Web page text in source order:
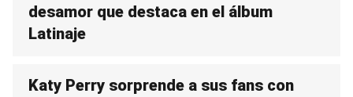
desamor que destaca en el álbum
Latinaje
Katy Perry sorprende a sus fans con